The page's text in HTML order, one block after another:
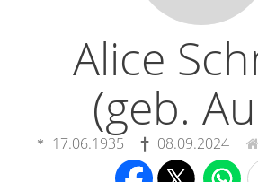
Alice
(geb.
17.06.1935 08.09.2024